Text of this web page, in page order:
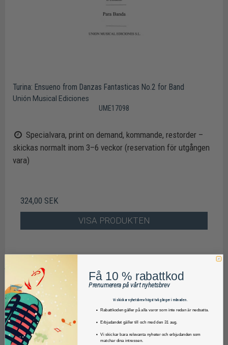
Turina: Ensueno from Danzas Fantasticas No.2 for Band
Unión Musical Ediciones
UME17098
Specialvara, print on demand, kommande, restorder –
skickas normalt inom 3–6 veckor (reservation för utgången
vara)
324,00 SEK
VISA PRODUKTEN
Få 10 % rabattkod
Prenumerera på vårt nyhetsbrev
Vi skickar nyhetsbrev högst två gånger i månaden.
Rabattkoden gäller på alla varor som inte redan är nedsatta.
Erbjudandet gäller till och med den 31 aug.
Vi skickar bara relevanta nyheter och erbjudanden som
matchar dina intressen.